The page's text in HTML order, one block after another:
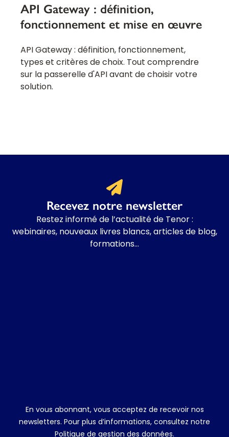
API Gateway : définition,
fonctionnement et mise en œuvre
API Gateway : définition, fonctionnement,
types et critères de choix. Tout comprendre
sur la passerelle d'API avant de choisir votre
solution.
Recevez notre newsletter
Restez informé de l’actualité de Tenor :
webinaires, nouveaux livres blancs, articles de blog,
formations…
En vous abonnant, vous acceptez de recevoir nos
newsletters. Pour plus d’informations, consultez notre
Politique de gestion des données.